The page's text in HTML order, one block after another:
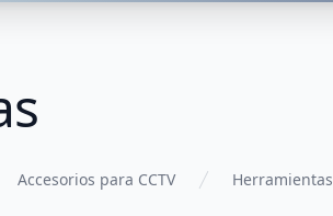
Accesorios para CCTV Herramientas